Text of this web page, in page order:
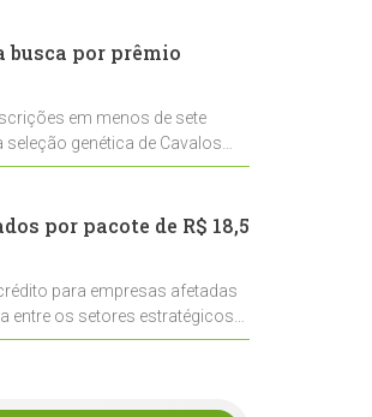
busca por prêmio
em menos de sete
genética de Cavalos
por pacote de R$ 18,5
para empresas afetadas
entre os setores estratégicos